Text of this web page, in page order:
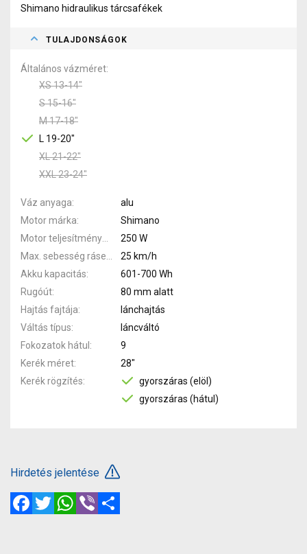
Shimano hidraulikus tárcsafékek
TULAJDONSÁGOK
Általános vázméret
XS 13-14"
S 15-16"
M 17-18"
L 19-20"
XL 21-22"
XXL 23-24"
Váz anyaga
alu
Motor márka
Shimano
250 W
25 km/h
Akku kapacitás
601-700 Wh
Rugóút
80 mm alatt
Hajtás fajtája
lánchajtás
Váltás típus
láncváltó
Fokozatok hátul
9
Kerék méret
28"
Kerék rögzítés
gyorszáras (elöl)
gyorszáras (hátul)
Hirdetés jelentése
FacebookTwitterWhatsApp
Viber